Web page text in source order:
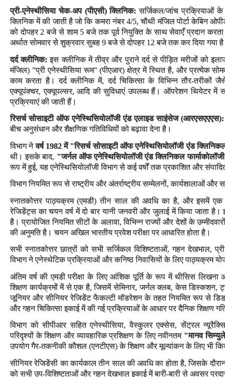
प्री-एनेस्थीसिया चेक-अप (पीएसी) क्लिनिक: सर्जिकल/जांच प्रक्रियाओं के
क्लिनिक में की जाती है जो कि कमरा नंबर 4/5, चौथी मंजिल पोर्टा केबिन
को दोपहर 2 बजे से शाम 5 बजे तक पूर्व नियुक्ति के साथ सेवाएँ प्रदान
अर्थात सोमवार से शुक्रवार सुबह 9 बजे से दोपहर 12 बजे तक कर दिया गया
दर्द क्लीनिक: इस क्लीनिक में तीव्र और पुराने दर्द से पीड़ित मरीजों को
मंजिल) "प्री एनेस्थीसिया रूम" (पीएआर) क्षेत्र में स्थित है, और प्रत्येक
काम करता है। दर्द क्लीनिक में, दर्द चिकित्सा के विभिन्न तौर-तरीकों
एक्यूपंक्चर, एक्यूपल्सर, आदि की सुविधाएं उपलब्ध हैं। ऑपरेशन थियेटर में
प्रक्रियाएं की जाती हैं।
रिसर्च सोसाइटी ऑफ एनेस्थिसियोलॉजी एंड एलाइड साइंसेज (आरएसएएएस):
बीच अनुसंधान और शैक्षणिक गतिविधियों को बढ़ावा देना है।
विभाग नेवर्ष 1982 में "रिसर्च सोसाइटी ऑफ एनेस्थिसियोलॉजी एंड क्लिनिकल
थी। इसके बाद, "जर्नल ऑफ एनेस्थिसियोलॉजी एंड क्लिनिकल
रूप में हुई, यह एनेस्थिसियोलॉजी विभाग से कई वर्षों तक प्रकाशित और
विभाग नियमित रूप से राष्ट्रीय और अंतर्राष्ट्रीय सम्मेलनों, कार्यशालाओं और
स्नातकोत्तर पाठ्यक्रम (एमडी) तीन साल की अवधि का है, और इसमें
रेजिडेंट्स का चयन वर्ष में दो बार यानी जनवरी और जुलाई में किया जाता है।
है। प्रायोजित नियमित सीटों के अलावा, विभिन्न राज्यों और देशों के
की अनुमति है। चयन अखिल भारतीय प्रवेश परीक्षा पर आधारित होता है।
सभी स्नातकोत्तर छात्रों को सभी सर्जिकल विशिष्टताओं, गहन देखभाल,
विभाग ने एनेस्थेटिक प्रक्रियाओं और कनिष्ठ निवासियों के लिए पाठ्यक्रम
अंतिम वर्ष की एमडी परीक्षा के लिए आंशिक पूर्ति के रूप में थीसिस लिखना
शिक्षण कार्यक्रमों में से एक है, जिसमें सेमिनार, जर्नल क्लब, केस डिस्कशन,
जूनियर और सीनियर रेजिडेंट फैकल्टी मॉडरेशन के तहत नियमित रूप से
और गहन चिकित्सा इकाई में की गई प्रक्रियाओं के आधार पर दैनिक शिक्षण
विभाग को सीपीआर सहित एनेस्थीसिया, वैस्कुलर एक्सेस, सेंट्रल
परिदृश्यों के शिक्षण और व्यावहारिक प्रशिक्षण के लिए नवीनतम"मानव
उपयोग गैर-तकनीकी कौशल (एनटीएस) के शिक्षण और मूल्यांकन के लिए भी
सीनियर रेजिडेंसी का कार्यकाल तीन साल की अवधि का होता है, जिसके
को सभी उप-विशिष्टताओं और गहन देखभाल इकाई में बारी-बारी से अवसर